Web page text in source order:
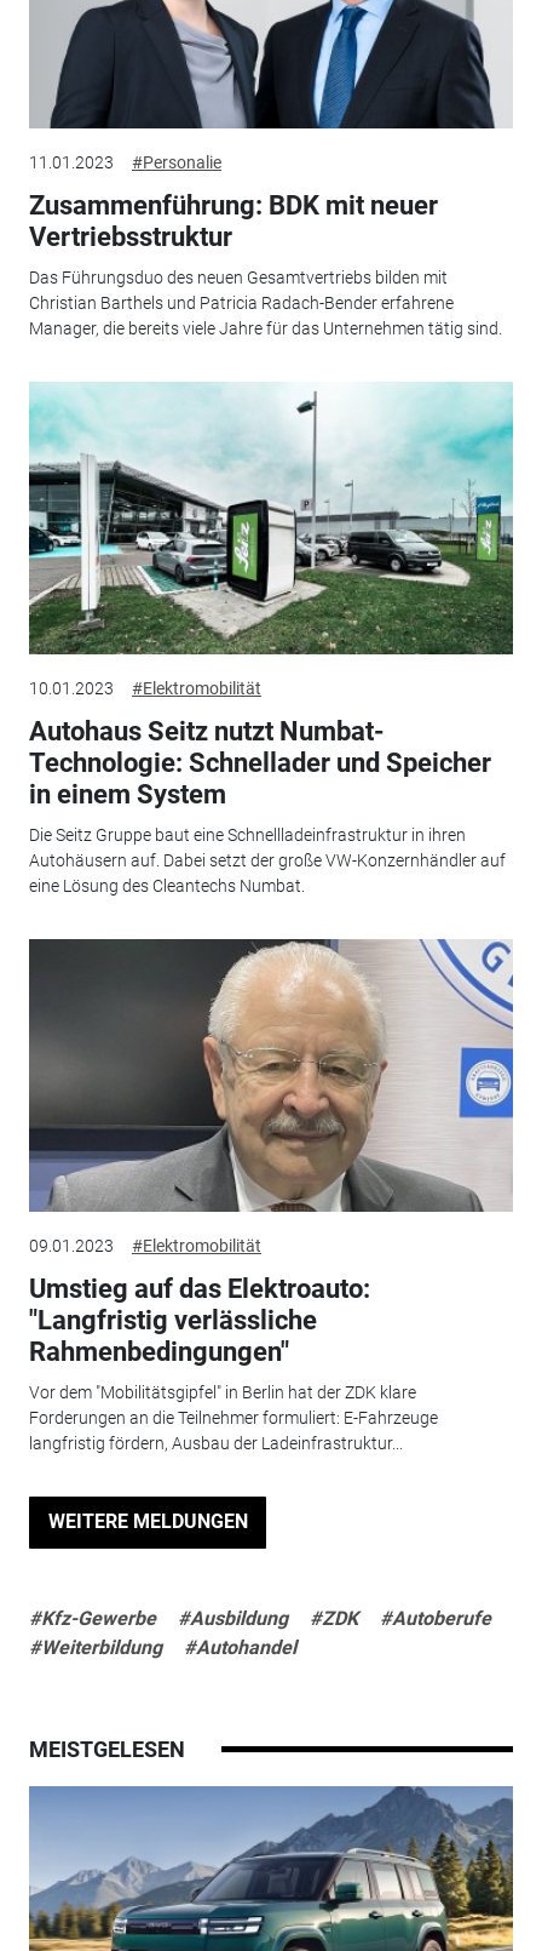
11.01.2023 #Personalie
Zusammenführung: BDK mit neuer
Vertriebsstruktur
Das Führungsduo des neuen Gesamtvertriebs bilden mit
Christian Barthels und Patricia Radach-Bender erfahrene
Manager, die bereits viele Jahre für das Unternehmen tätig sind.
10.01.2023 #Elektromobilität
Autohaus Seitz nutzt Numbat-
Technologie: Schnellader und Speicher
in einem System
Die Seitz Gruppe baut eine Schnellladeinfrastruktur in ihren
Autohäusern auf. Dabei setzt der große VW-Konzernhändler auf
eine Lösung des Cleantechs Numbat.
09.01.2023 #Elektromobilität
Umstieg auf das Elektroauto:
"Langfristig verlässliche
Rahmenbedingungen"
Vor dem "Mobilitätsgipfel" in Berlin hat der ZDK klare
Forderungen an die Teilnehmer formuliert: E-Fahrzeuge
langfristig fördern, Ausbau der Ladeinfrastruktur...
WEITERE MELDUNGEN
#Kfz-Gewerbe #Ausbildung #ZDK
#Autoberufe
#Weiterbildung
#Autohandel
MEISTGELESEN